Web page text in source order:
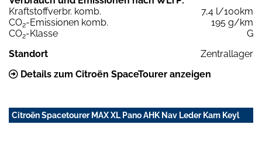
Kraftstoffverbr. komb.
7,4 l/100km
CO2-Emissionen komb.
195 g/km
CO2-Klasse
G
Standort
Zentrallager
Details zum Citroën SpaceTourer anzeigen
Citroën Spacetourer MAX XL Pano AHK Nav Leder Kam Keyl